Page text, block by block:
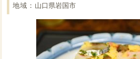
山口県岩国市